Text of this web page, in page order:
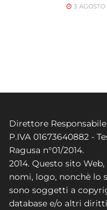
3
Direttore
P.IVA 01673640882 -
Ragusa n°01/2014.
2014. Questo sito
nomi, logo, nonchè lo
sono soggetti a
database e/o altri